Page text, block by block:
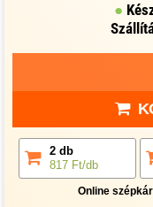
2 db
817 Ft/db
Online